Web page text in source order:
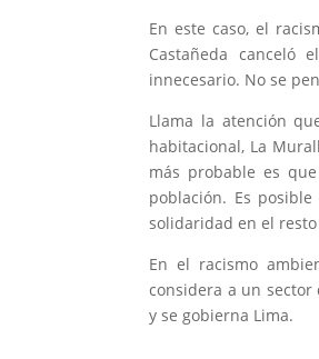
En este caso, el
Castañeda canceló
innecesario. No se
Llama la atención
habitacional, La
más probable es
población. Es
solidaridad en el
En el racismo
considera a un sector
y se gobierna Lima.